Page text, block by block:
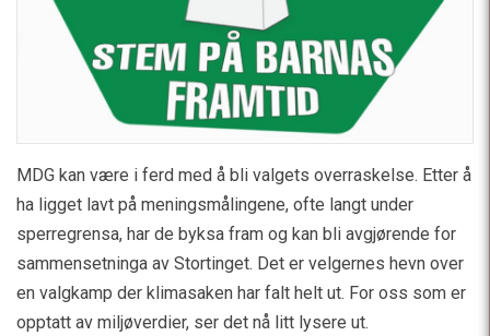
MDG kan være i ferd med å bli valgets overraskelse. Etter å
ha ligget lavt på meningsmålingene, ofte langt under
sperregrensa, har de byksa fram og kan bli avgjørende for
sammensetninga av Stortinget. Det er velgernes hevn over
en valgkamp der klimasaken har falt helt ut. For oss som er
opptatt av miljøverdier, ser det nå litt lysere ut.